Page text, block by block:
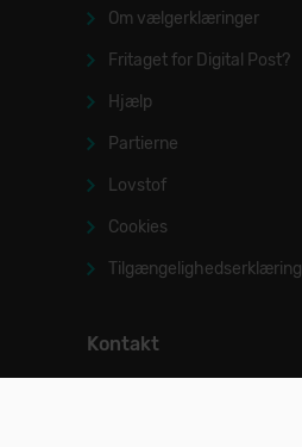
Om vælgerklæringer
Fritaget for Digital Post?
Hjælp
Partierne
Lovstof
Cookies
Tilgængelighedserklæring
Kontakt